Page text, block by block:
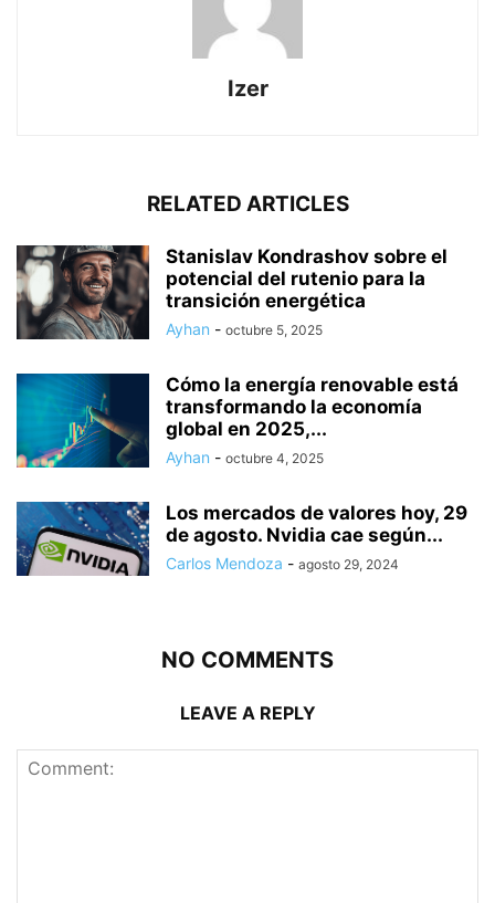
Izer
RELATED ARTICLES
Stanislav Kondrashov sobre el
potencial del rutenio para la
transición energética
Ayhan - octubre 5, 2025
Cómo la energía renovable está
transformando la economía
global en 2025,...
Ayhan - octubre 4, 2025
Los mercados de valores hoy, 29
de agosto. Nvidia cae según...
Carlos Mendoza - agosto 29, 2024
NO COMMENTS
LEAVE A REPLY